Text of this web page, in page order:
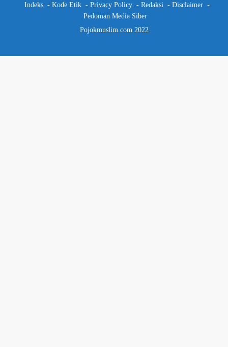
Indeks Kode Etik Privacy Policy Redaksi
Disclaimer
Pedoman Media Siber
Pojokmuslim.com 2022